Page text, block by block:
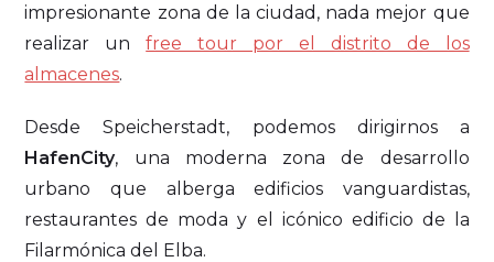
impresionante zona de la ciudad, nada mejor que
realizar unfree tour por el distrito de los
almacenes.
Desde Speicherstadt, podemos dirigirnos a
HafenCity, una moderna zona de desarrollo
urbano que alberga edificios vanguardistas,
restaurantes de moda y el icónico edificio de la
Filarmónica del Elba.